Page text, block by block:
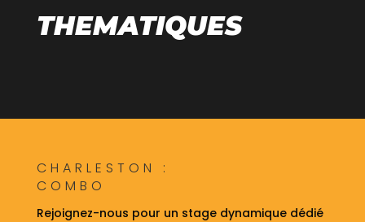
THEMATIQUES
CHARLESTON :
COMBO
Rejoignez-nous pour un stage dynamique dédié